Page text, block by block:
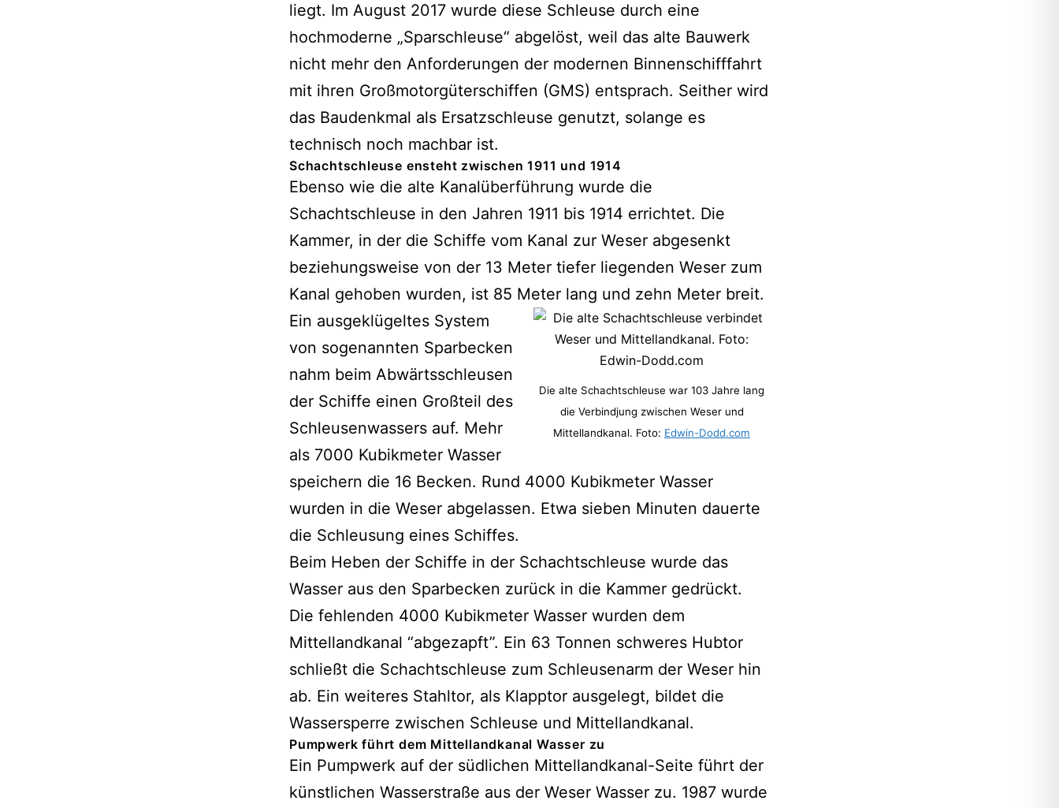
liegt. Im August 2017 wurde diese Schleuse durch eine
hochmoderne „Sparschleuse“ abgelöst, weil das alte Bauwerk
nicht mehr den Anforderungen der modernen Binnenschifffahrt
mit ihren Großmotorgüterschiffen (GMS) entsprach. Seither wird
das Baudenkmal als Ersatzschleuse genutzt, solange es
technisch noch machbar ist.
Schachtschleuse ensteht zwischen 1911 und 1914
Ebenso wie die alte Kanalüberführung wurde die
Schachtschleuse in den Jahren 1911 bis 1914 errichtet. Die
Kammer, in der die Schiffe vom Kanal zur Weser abgesenkt
beziehungsweise von der 13 Meter tiefer liegenden Weser zum
Kanal gehoben wurden, ist 85 Meter lang und zehn Meter breit.
Die alte Schachtschleuse war 103 Jahre lang
die Verbindjung zwischen Weser und
Mittellandkanal. Foto: Edwin-Dodd.com
Ein ausgeklügeltes System
von sogenannten Sparbecken
nahm beim Abwärtsschleusen
der Schiffe einen Großteil des
Schleusenwassers auf. Mehr
als 7000 Kubikmeter Wasser
speichern die 16 Becken. Rund 4000 Kubikmeter Wasser
wurden in die Weser abgelassen. Etwa sieben Minuten dauerte
die Schleusung eines Schiffes.
Beim Heben der Schiffe in der Schachtschleuse wurde das
Wasser aus den Sparbecken zurück in die Kammer gedrückt.
Die fehlenden 4000 Kubikmeter Wasser wurden dem
Mittellandkanal “abgezapft”. Ein 63 Tonnen schweres Hubtor
schließt die Schachtschleuse zum Schleusenarm der Weser hin
ab. Ein weiteres Stahltor, als Klapptor ausgelegt, bildet die
Wassersperre zwischen Schleuse und Mittellandkanal.
Pumpwerk führt dem Mittellandkanal Wasser zu
Ein Pumpwerk auf der südlichen Mittellandkanal-Seite führt der
künstlichen Wasserstraße aus der Weser Wasser zu. 1987 wurde